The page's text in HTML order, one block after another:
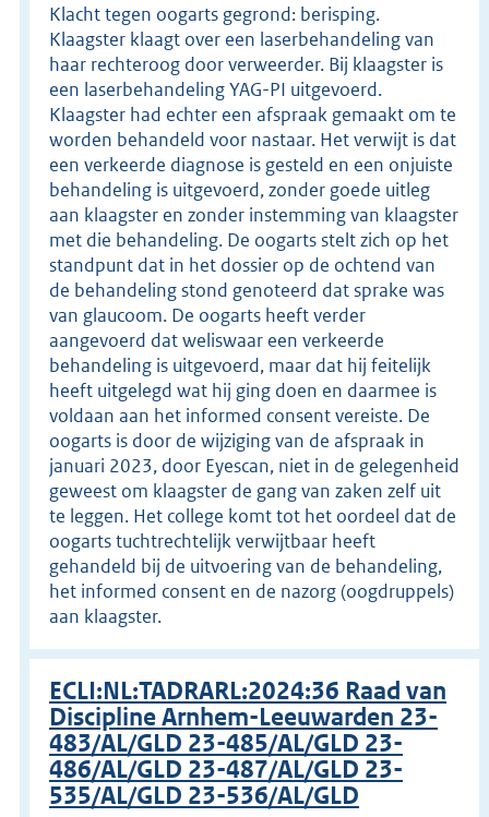
Klacht tegen oogarts gegrond: berisping.
Klaagster klaagt over een laserbehandeling van
haar rechteroog door verweerder. Bij klaagster is
een laserbehandeling YAG-PI uitgevoerd.
Klaagster had echter een afspraak gemaakt om te
worden behandeld voor nastaar. Het verwijt is dat
een verkeerde diagnose is gesteld en een onjuiste
behandeling is uitgevoerd, zonder goede uitleg
aan klaagster en zonder instemming van klaagster
met die behandeling. De oogarts stelt zich op het
standpunt dat in het dossier op de ochtend van
de behandeling stond genoteerd dat sprake was
van glaucoom. De oogarts heeft verder
aangevoerd dat weliswaar een verkeerde
behandeling is uitgevoerd, maar dat hij feitelijk
heeft uitgelegd wat hij ging doen en daarmee is
voldaan aan het informed consent vereiste. De
oogarts is door de wijziging van de afspraak in
januari 2023, door Eyescan, niet in de gelegenheid
geweest om klaagster de gang van zaken zelf uit
te leggen. Het college komt tot het oordeel dat de
oogarts tuchtrechtelijk verwijtbaar heeft
gehandeld bij de uitvoering van de behandeling,
het informed consent en de nazorg (oogdruppels)
aan klaagster.
ECLI:NL:TADRARL:2024:36 Raad van
Discipline Arnhem-Leeuwarden 23-
483/AL/GLD 23-485/AL/GLD 23-
486/AL/GLD 23-487/AL/GLD 23-
535/AL/GLD 23-536/AL/GLD